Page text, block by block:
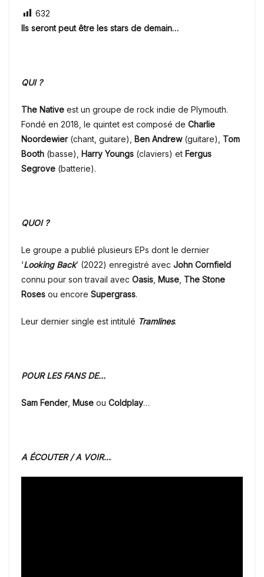
632
Ils seront peut être les stars de demain…
QUI ?
The Native est un groupe de rock indie de Plymouth.
Fondé en 2018, le quintet est composé de Charlie
Noordewier(chant, guitare), Ben Andrew(guitare), Tom
Booth (basse), Harry Youngs (claviers) et Fergus
Segrove (batterie).
QUOI ?
Le groupe a publié plusieurs EPs dont le dernier
‘Looking Back’ (2022) enregistré avec John Cornfield
connu pour son travail avec Oasis Muse The Stone
Roses ou encore Supergrass.
Leur dernier single est intitulé Tramlines.
POUR LES FANS DE…
Sam Fender, Muse ou Coldplay…
A ÉCOUTER / A VOIR…